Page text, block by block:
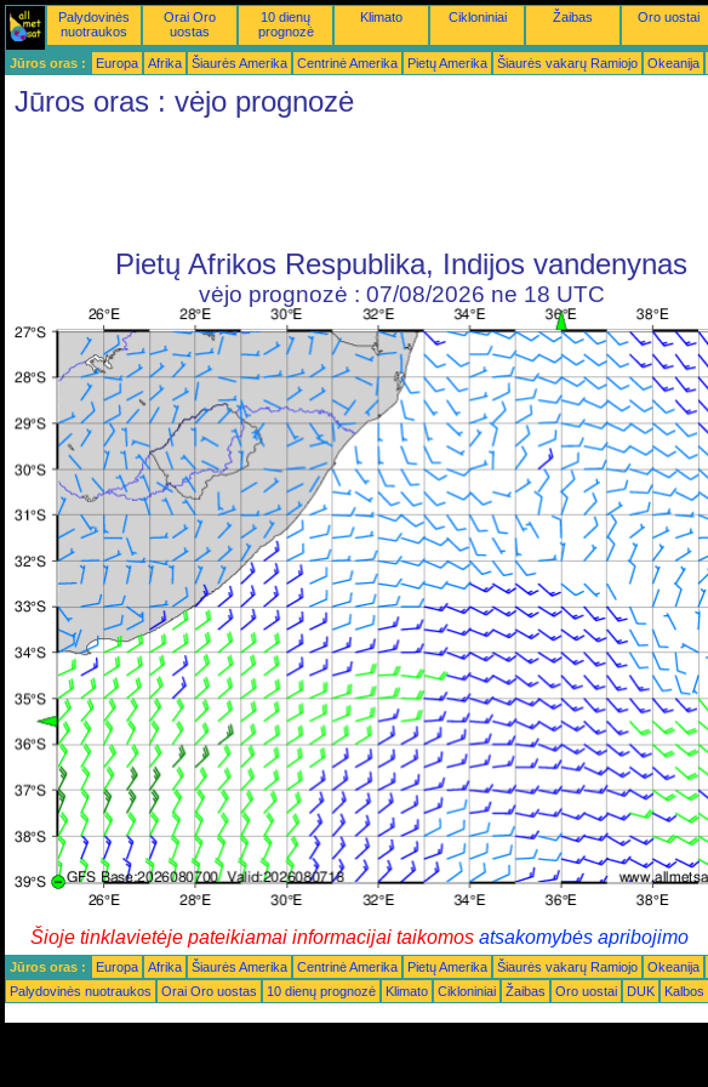
Palydovinės
nuotraukos
Orai Oro
uostas
10 dienų
prognozė
Klimato Cikloniniai Žaibas Oro uostai
Jūros oras : Europa Afrika Šiaurės Amerika Centrinė Amerika Pietų Amerika Šiaurės vakarų Ramiojo Okeanija
Jūros oras : vėjo prognozė
Pietų Afrikos Respublika, Indijos vandenynas
vėjo prognozė : 07/08/2026 ne 18 UTC
Šioje tinklavietėje pateikiamai informacijai taikomos atsakomybės apribojimo
Jūros oras : Europa Afrika Šiaurės Amerika Centrinė Amerika Pietų Amerika Šiaurės vakarų Ramiojo Okeanija
Palydovinės nuotraukos
Orai Oro uostas 10 dienų prognozė Klimato Cikloniniai Žaibas Oro uostai DUK Kalbos